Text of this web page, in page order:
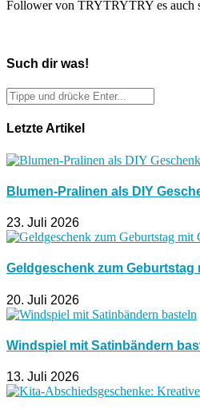
Follower von TRYTRYTRY es auch
Such dir was!
Letzte Artikel
Blumen-Pralinen als DIY
23. Juli 2026
Geldgeschenk zum Geburtstag
20. Juli 2026
Windspiel mit Satinbändern
13. Juli 2026